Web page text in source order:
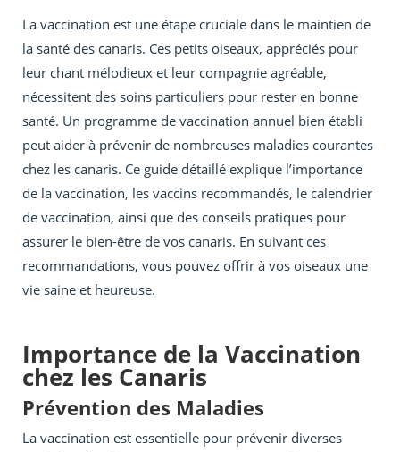
La vaccination est une étape cruciale dans le maintien de
la santé des canaris. Ces petits oiseaux, appréciés pour
leur chant mélodieux et leur compagnie agréable,
nécessitent des soins particuliers pour rester en bonne
santé. Un programme de vaccination annuel bien établi
peut aider à prévenir de nombreuses maladies courantes
chez les canaris. Ce guide détaillé explique l’importance
de la vaccination, les vaccins recommandés, le calendrier
de vaccination, ainsi que des conseils pratiques pour
assurer le bien-être de vos canaris. En suivant ces
recommandations, vous pouvez offrir à vos oiseaux une
vie saine et heureuse.
Importance de la Vaccination
chez les Canaris
Prévention des Maladies
La vaccination est essentielle pour prévenir diverses